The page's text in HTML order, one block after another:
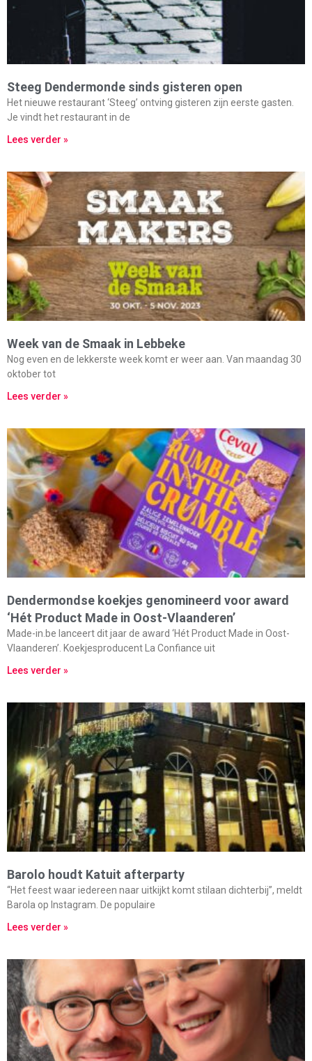
Steeg Dendermonde sinds gisteren open
Het nieuwe restaurant ‘Steeg’ ontving gisteren zijn eerste gasten.
Je vindt het restaurant in de
Lees verder »
Week van de Smaak in Lebbeke
Nog even en de lekkerste week komt er weer aan. Van maandag 30
oktober tot
Lees verder »
Dendermondse koekjes genomineerd voor award
‘Hét Product Made in Oost-Vlaanderen’
Made-in.be lanceert dit jaar de award ‘Hét Product Made in Oost-
Vlaanderen’. Koekjesproducent La Confiance uit
Lees verder »
Barolo houdt Katuit afterparty
“Het feest waar iedereen naar uitkijkt komt stilaan dichterbij”, meldt
Barola op Instagram. De populaire
Lees verder »